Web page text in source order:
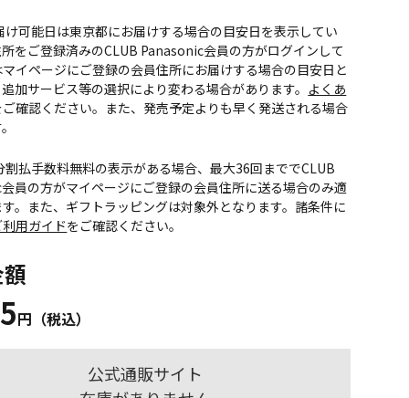
可能日は東京都にお届けする場合の目安日を表示してい
をご登録済みのCLUB Panasonic会員の方がログインして
イページにご登録の会員住所にお届けする場合の目安日と
加サービス等の選択により変わる場合があります。 よくあ
ご確認ください。また、発売予定よりも早く発送される場合
割払手数料無料の表示がある場合、最大36回まででCLUB
員の方がマイページにご登録の会員住所に送る場合のみ適
。また、ギフトラッピングは対象外となります。諸条件に
利用ガイドをご確認ください。
円（税込）
公式通販サイト